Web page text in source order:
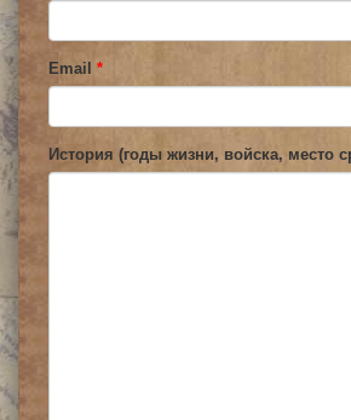
Email *
История (годы жизни, войска, место